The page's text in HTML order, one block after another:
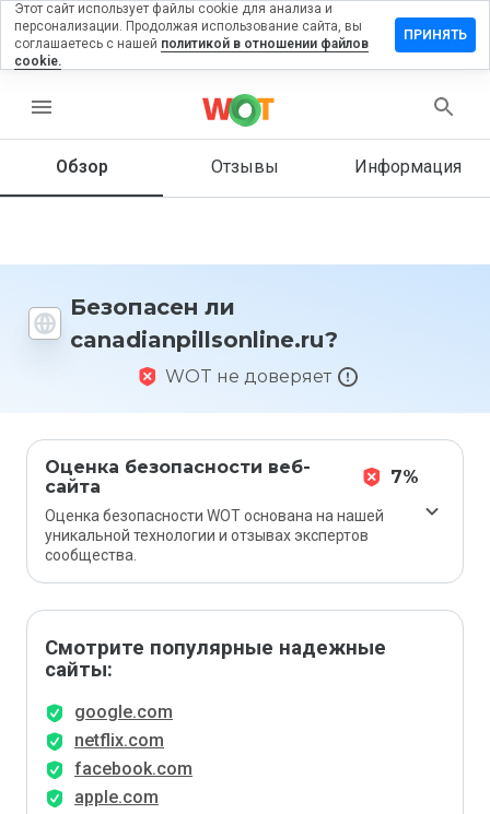
menu
Обзор Отзывы Информация
Безопасен ли
canadianpillsonline.ru?
WOT не доверяет
Оценка безопасности веб-
сайта
7%
Оценка безопасности WOT основана на нашей
уникальной технологии и отзывах экспертов
сообщества.
Смотрите популярные надежные
сайты:
google.com
netflix.com
facebook.com
apple.com
отзыв на
вы
сайт от
Этот сайт использует файлы cookie для анализа и
персонализации. Продолжая использование сайта, вы
соглашаетесь с нашей политикой в отношении файлов
cookie.
ПРИНЯТЬ